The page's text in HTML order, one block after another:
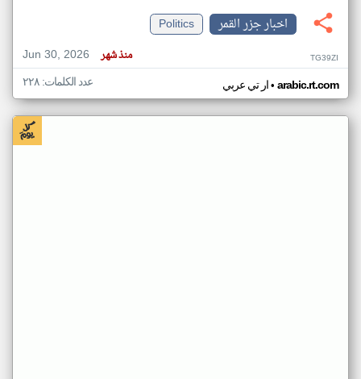
اخبار جزر القمر
Politics
Jun 30, 2026
منذ شهر TG39ZI
ار تي عربي• arabic.rt.com عدد الكلمات: ٢٢٨